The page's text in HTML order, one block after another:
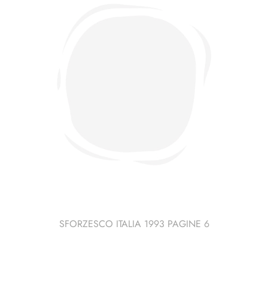
SFORZESCO ITALIA 1993 PAGINE 6